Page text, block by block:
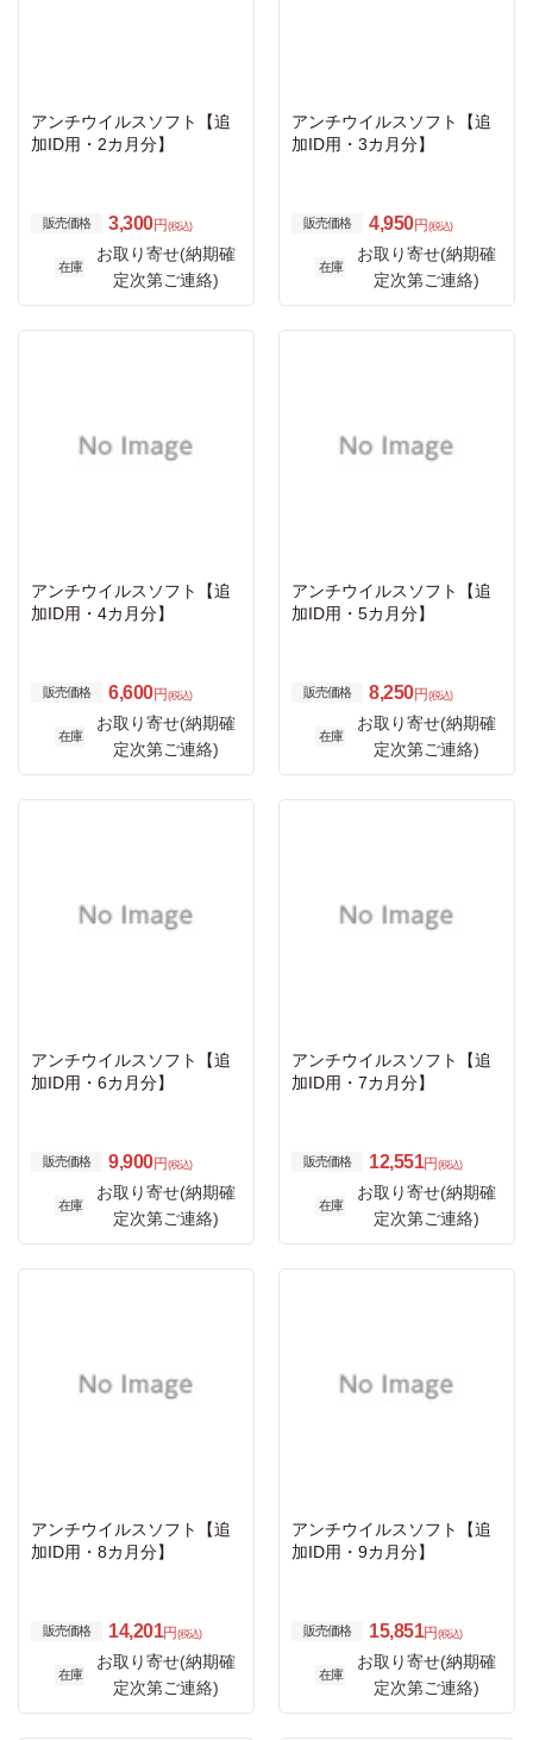
アンチウイルスソフト【追
加ID用・2カ月分】
販売価格 3,300円 (税込)
在庫
お取り寄せ(納期確
定次第ご連絡)
アンチウイルスソフト【追
加ID用・3カ月分】
販売価格 4,950円 (税込)
在庫
お取り寄せ(納期確
定次第ご連絡)
アンチウイルスソフト【追
加ID用・4カ月分】
販売価格 6,600円 (税込)
在庫
お取り寄せ(納期確
定次第ご連絡)
アンチウイルスソフト【追
加ID用・5カ月分】
販売価格 8,250円 (税込)
在庫
お取り寄せ(納期確
定次第ご連絡)
アンチウイルスソフト【追
加ID用・6カ月分】
販売価格 9,900円 (税込)
在庫
お取り寄せ(納期確
定次第ご連絡)
アンチウイルスソフト【追
加ID用・7カ月分】
販売価格 12,551円 (税込)
在庫
お取り寄せ(納期確
定次第ご連絡)
アンチウイルスソフト【追
加ID用・8カ月分】
販売価格 14,201円 (税込)
在庫
お取り寄せ(納期確
定次第ご連絡)
アンチウイルスソフト【追
加ID用・9カ月分】
販売価格 15,851円 (税込)
在庫
お取り寄せ(納期確
定次第ご連絡)